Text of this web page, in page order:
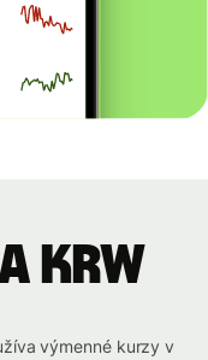
KRW
výmenné kurzy v